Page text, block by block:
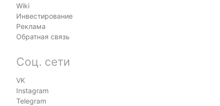
Wiki
Инвестирование
Реклама
Обратная связь
Соц. сети
VK
Instagram
Telegram